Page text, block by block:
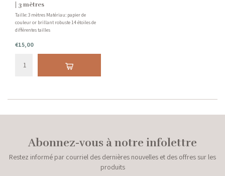
| 3 mètres
Taille: 3 mètres Matériau: papier de
couleur or brillant robuste 14 étoiles de
différentes tailles
€15,00
Abonnez-vous à notre infolettre
Restez informé par courriel des dernières nouvelles et des offres sur les
produits